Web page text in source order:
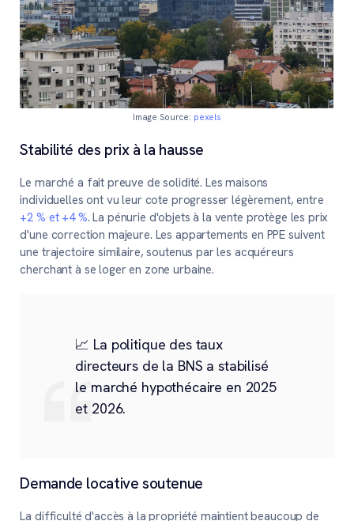
Image Source: pexels
Stabilité des prix à la hausse
Le marché a fait preuve de solidité. Les maisons
individuelles ont vu leur cote progresser légèrement, entre
+2 % et +4 %. La pénurie d'objets à la vente protège les prix
d'une correction majeure. Les appartements en PPE suivent
une trajectoire similaire, soutenus par les acquéreurs
cherchant à se loger en zone urbaine.
📈 La politique des taux
directeurs de la BNS a stabilisé
le marché hypothécaire en 2025
et 2026.
Demande locative soutenue
La difficulté d'accès à la propriété maintient beaucoup de